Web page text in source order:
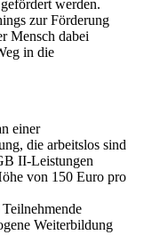
werden.
zur Förderung
Mensch dabei
in die
einer
die arbeitslos sind
II-Leistungen
von 150 Euro pro
Weiterbildung